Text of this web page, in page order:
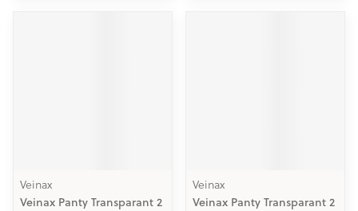
Veinax
Veinax Panty Transparant 2
Veinax
Veinax Panty Transparant 2